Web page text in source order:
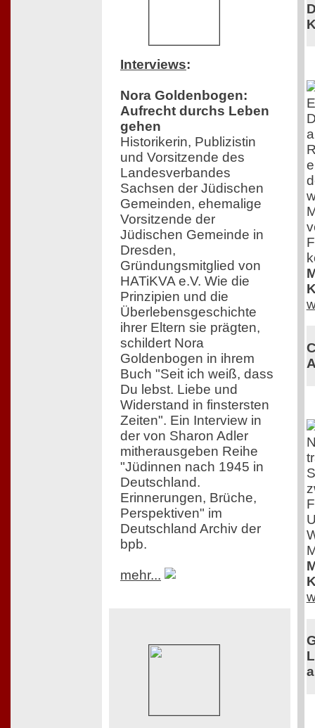
Interviews:
Nora Goldenbogen:
Aufrecht durchs Leben
gehen
Historikerin, Publizistin
und Vorsitzende des
Landesverbandes
Sachsen der Jüdischen
Gemeinden, ehemalige
Vorsitzende der
Jüdischen Gemeinde in
Dresden,
Gründungsmitglied von
HATiKVA e.V. Wie die
Prinzipien und die
Überlebensgeschichte
ihrer Eltern sie prägten,
schildert Nora
Goldenbogen in ihrem
Buch "Seit ich weiß, dass
Du lebst. Liebe und
Widerstand in finstersten
Zeiten". Ein Interview in
der von Sharon Adler
mitherausgeben Reihe
"Jüdinnen nach 1945 in
Deutschland.
Erinnerungen, Brüche,
Perspektiven" im
Deutschland Archiv der
bpb.
mehr...